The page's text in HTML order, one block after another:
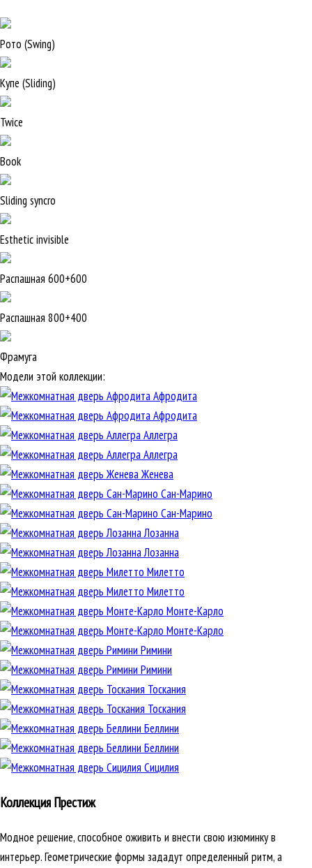
Рото (Swing)
Купе (Sliding)
Twice
Book
Sliding syncro
Esthetic invisible
Распашная 600+600
Распашная 800+400
Фрамуга
Модели этой коллекции:
Афродита
Афродита
Аллегра
Аллегра
Женева
Сан-Марино
Сан-Марино
Лозанна
Лозанна
Милетто
Милетто
Монте-Карло
Монте-Карло
Римини
Римини
Тоскания
Тоскания
Беллини
Беллини
Сицилия
Коллекция Престиж
Модное решение, способное оживить и внести свою изюминку в
интерьер. Геометрические формы зададут определенный ритм, а